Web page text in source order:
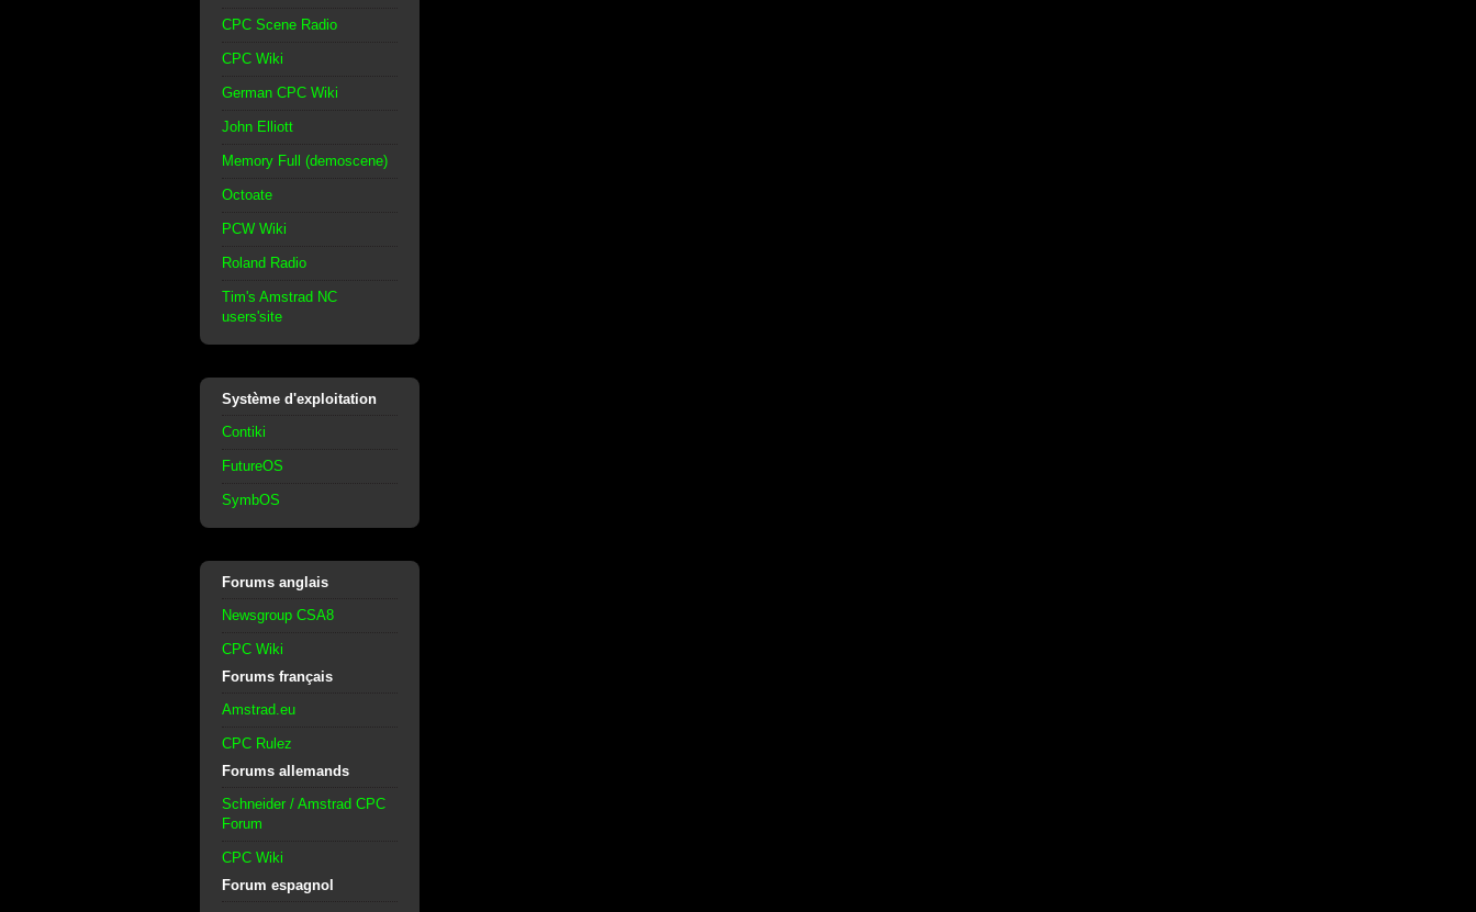
CPC Scene Radio
CPC Wiki
German CPC Wiki
John Elliott
Memory Full (demoscene)
Octoate
PCW Wiki
Roland Radio
Tim's Amstrad NC
users'site
Système d'exploitation
Contiki
FutureOS
SymbOS
Forums anglais
Newsgroup CSA8
CPC Wiki
Forums français
Amstrad.eu
CPC Rulez
Forums allemands
Schneider / Amstrad CPC
Forum
CPC Wiki
Forum espagnol